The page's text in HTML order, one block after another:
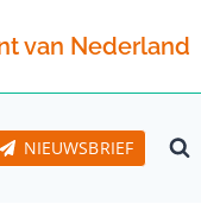
van Nederland
NIEUWSBRIEF